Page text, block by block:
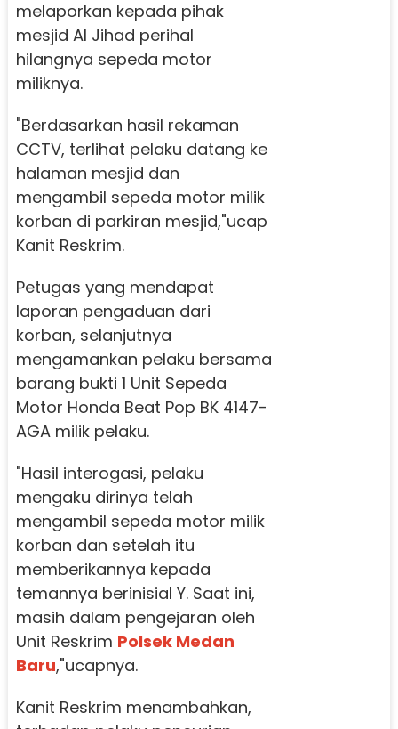
melaporkan kepada pihak
mesjid Al Jihad perihal
hilangnya sepeda motor
miliknya.
"Berdasarkan hasil rekaman
CCTV, terlihat pelaku datang ke
halaman mesjid dan
mengambil sepeda motor milik
korban di parkiran mesjid,"ucap
Kanit Reskrim.
Petugas yang mendapat
laporan pengaduan dari
korban, selanjutnya
mengamankan pelaku bersama
barang bukti 1 Unit Sepeda
Motor Honda Beat Pop BK 4147-
AGA milik pelaku.
"Hasil interogasi, pelaku
mengaku dirinya telah
mengambil sepeda motor milik
korban dan setelah itu
memberikannya kepada
temannya berinisial Y. Saat ini,
masih dalam pengejaran oleh
Unit Reskrim Polsek Medan
Baru,"ucapnya.
Kanit Reskrim menambahkan,